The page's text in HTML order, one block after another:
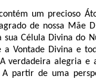
um precioso
de nossa Mãe
Célula Divina do
Vontade Divina e
verdadeira alegria e
A partir de uma